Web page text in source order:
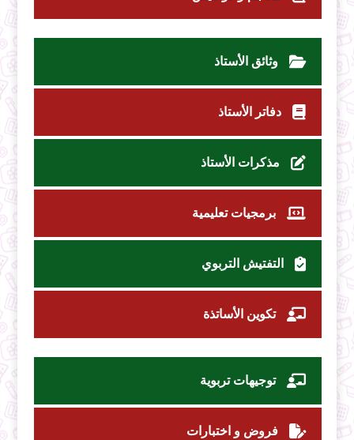
وثائق الأستاذ
دفاتر الأستاذ
مذكرات الأستاذ
برمجيات تعليمية
التفتيش التربوي
تكوين الأساتذة
توجيهات تربوية
فروض و اختبارات